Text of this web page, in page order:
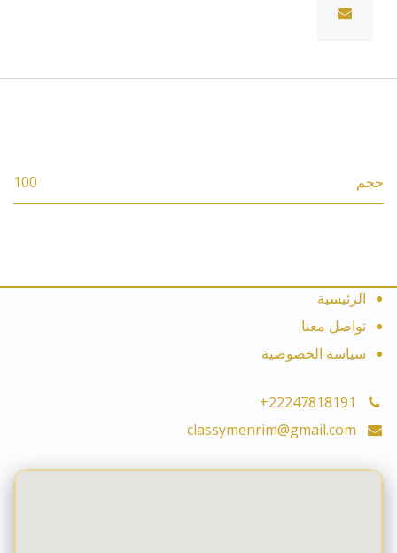
حجم 100
الرئيسية
تواصل معنا
سياسة الخصوصية
+22247818191
classymenrim@gmail.com